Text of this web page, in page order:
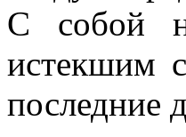
С собой
истекшим
последние